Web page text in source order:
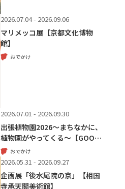
2026.07.04 - 2026.09.06
マリメッコ展【京都文化博物
館】
おでかけ
2026.07.01 - 2026.09.30
出張植物園2026～まちなかに、
植物園がやってくる～【GOO…
おでかけ
2026.05.31 - 2026.09.27
企画展「後水尾院の京」【相国
寺承天閣美術館】